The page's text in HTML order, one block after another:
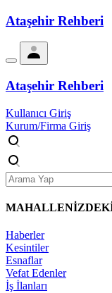
Ataşehir Rehberi
Ataşehir Rehberi
Kullanıcı Giriş
Kurum/Firma Giriş
Haberler
Kesintiler
Esnaflar
Vefat Edenler
İş İlanları